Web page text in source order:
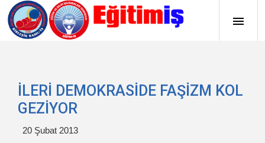
İLERİ DEMOKRASİDE FAŞİZM KOL
GEZİYOR
20 Şubat 2013